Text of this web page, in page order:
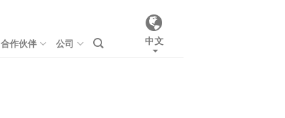
合作伙伴 公司 中文